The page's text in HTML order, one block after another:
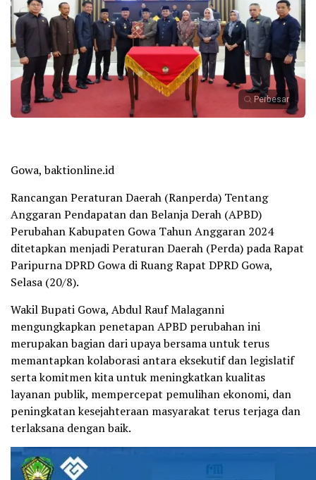
Perbesar
Gowa, baktionline.id
Rancangan Peraturan Daerah (Ranperda) Tentang
Anggaran Pendapatan dan Belanja Derah (APBD)
Perubahan Kabupaten Gowa Tahun Anggaran 2024
ditetapkan menjadi Peraturan Daerah (Perda) pada Rapat
Paripurna DPRD Gowa di Ruang Rapat DPRD Gowa,
Selasa (20/8).
Wakil Bupati Gowa, Abdul Rauf Malaganni
mengungkapkan penetapan APBD perubahan ini
merupakan bagian dari upaya bersama untuk terus
memantapkan kolaborasi antara eksekutif dan legislatif
serta komitmen kita untuk meningkatkan kualitas
layanan publik, mempercepat pemulihan ekonomi, dan
peningkatan kesejahteraan masyarakat terus terjaga dan
terlaksana dengan baik.